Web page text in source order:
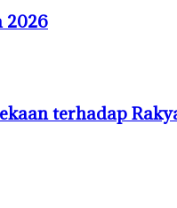
2026
terhadap